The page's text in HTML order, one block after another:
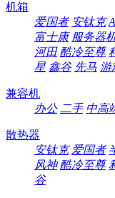
机箱
爱国者 安钛克
富士康 服务器
河田 酷冷至尊
星 鑫谷 先马 游
兼容机
办公 二手 中高
散热器
安钛克 爱国者
风神 酷冷至尊
谷